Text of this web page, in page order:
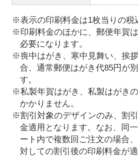
※表示の印刷料金は1枚当りの税
※印刷料金のほかに、郵便年賀
必要になります。
※喪中はがき、寒中見舞い、挨
合、通常郵便はがき代85円が
す。
※私製年賀はがき、私製はがき
かかりません。
※割引対象のデザインのみ、割
金適用となります。なお、同
ート内で複数回ご注文の場合
対しての割引後の印刷料金が適